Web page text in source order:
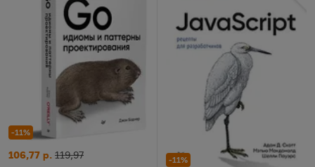
-11%
Go. Идиомы и паттерны проектирования
Цена:
106,77 р.
Старая цена:
119,97
-11%